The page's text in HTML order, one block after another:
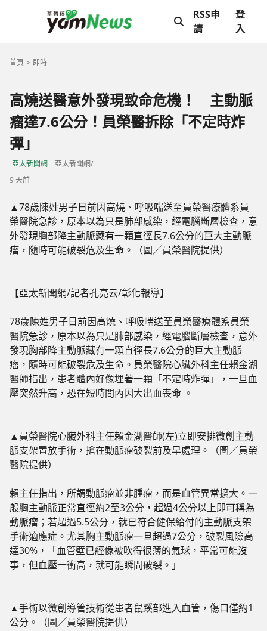
RSS申
請
登
入
首頁 即時
高燒送醫意外發現致命危機！ 主動脈
瘤達7.6公分！員榮醫拆除「不定時炸
彈」
亞太新聞網
亞太新聞網/
9 天前
▲78歲陳姓男子日前因高燒、呼吸喘送至員榮醫療體系員
榮醫院急診，原本以為只是肺部感染，經電腦斷層檢查，意
外發現胸部降主動脈藏有一顆直徑長7.6公分的巨大主動脈
瘤，隨時可能破裂危及生命。（圖╱員榮醫院提供）
【亞太新聞網/記者孔亮云/彰化報導】
78歲陳姓男子日前因高燒、呼吸喘送至員榮醫療體系員榮
醫院急診，原本以為只是肺部感染，經電腦斷層檢查，意外
發現胸部降主動脈藏有一顆直徑長7.6公分的巨大主動脈
瘤，隨時可能破裂危及生命。員榮醫院心臟外科主任賴金湖
醫師指出，患者體內好像埋著一顆「不定時炸彈」，一旦血
壓突然升高，恐在短時間內因大出血喪命 。
▲員榮醫院心臟外科主任賴金湖醫師(左)立即安排微創主動
脈支架置放手術，搶在動脈瘤破裂前及早處理。（圖╱員榮
醫院提供）
賴主任指出，所謂動脈瘤並非腫瘤，而是血管異常擴大。一
般胸主動脈正常直徑約2至3公分，超過4公分以上即可稱為
動脈瘤；若超過5.5公分，就已符合健保給付的主動脈支架
手術適應症。尤其胸主動脈瘤一旦超過7公分，破裂風險高
達30%，「血管壁已經像被吹得很薄的氣球，平常可能沒
事，但血壓一衝高，就可能瞬間破裂。」
▲手術以微創導管技術從患者鼠蹊部進入血管，傷口僅約1
公分。（圖╱員榮醫院提供）